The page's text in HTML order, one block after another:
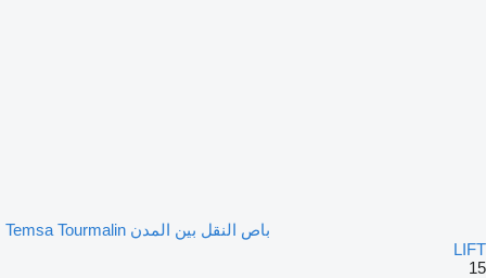
باص النقل بين المدن Temsa Tourmalin
LIFT
15